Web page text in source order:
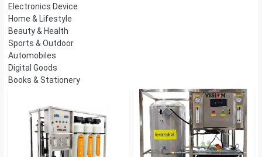
Electronics Device
Home & Lifestyle
Beauty & Health
Sports & Outdoor
Automobiles
Digital Goods
Books & Stationery